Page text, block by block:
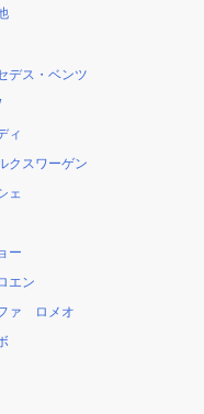
デス・ベンツ
ィ
クスワーゲン
ェ
ー
エン
ァ ロメオ